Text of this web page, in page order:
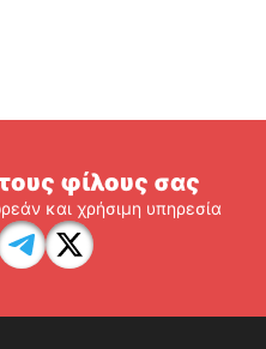
φίλους σας
και χρήσιμη υπηρεσία